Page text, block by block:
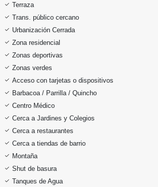
Terraza
Trans. público cercano
Urbanización Cerrada
Zona residencial
Zonas deportivas
Zonas verdes
Acceso con tarjetas o dispositivos
Barbacoa / Parrilla / Quincho
Centro Médico
Cerca a Jardines y Colegios
Cerca a restaurantes
Cerca a tiendas de barrio
Montaña
Shut de basura
Tanques de Agua